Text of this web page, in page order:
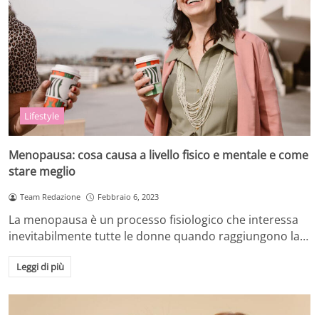
Lifestyle
Menopausa: cosa causa a livello fisico e mentale e come
stare meglio
Team Redazione Febbraio 6, 2023
La menopausa è un processo fisiologico che interessa
inevitabilmente tutte le donne quando raggiungono la…
Leggi di più